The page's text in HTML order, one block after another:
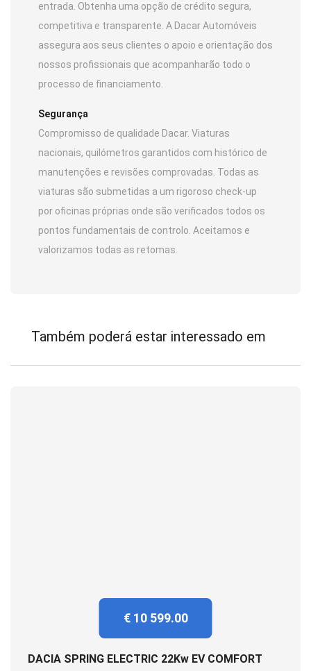
entrada. Obtenha uma opção de crédito segura,
competitiva e transparente. A Dacar Automóveis
assegura aos seus clientes o apoio e orientação dos
nossos profissionais que acompanharão todo o
processo de financiamento.
Segurança
Compromisso de qualidade Dacar. Viaturas
nacionais, quilómetros garantidos com histórico de
manutenções e revisões comprovadas. Todas as
viaturas são submetidas a um rigoroso check-up
por oficinas próprias onde são verificados todos os
pontos fundamentais de controlo. Aceitamos e
valorizamos todas as retomas.
Também poderá estar interessado em
€ 10 599.00
DACIA SPRING ELECTRIC 22Kw EV COMFORT